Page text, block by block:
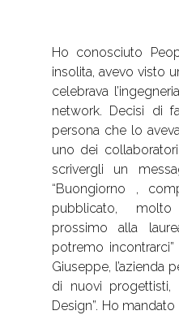
Ho conosciuto
insolita, avevo visto
celebrava
network. Decisi di
persona che lo
uno dei
scrivergli un
“Buongiorno ,
pubblicato, molto
prossimo alla
potremo incontrarci”
Giuseppe, l’azienda
di nuovi
Design”. Ho